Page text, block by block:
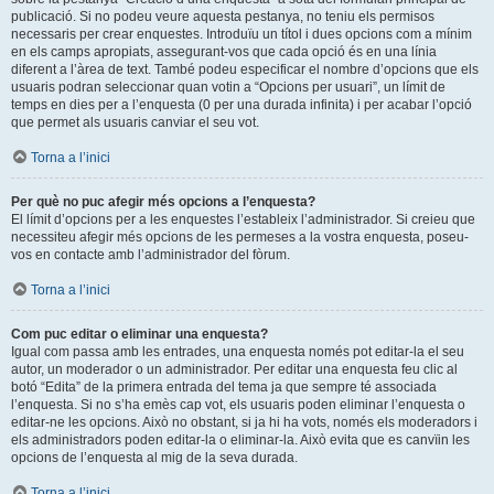
publicació. Si no podeu veure aquesta pestanya, no teniu els permisos
necessaris per crear enquestes. Introduïu un títol i dues opcions com a mínim
en els camps apropiats, assegurant-vos que cada opció és en una línia
diferent a l’àrea de text. També podeu especificar el nombre d’opcions que els
usuaris podran seleccionar quan votin a “Opcions per usuari”, un límit de
temps en dies per a l’enquesta (0 per una durada infinita) i per acabar l’opció
que permet als usuaris canviar el seu vot.
Torna a l’inici
Per què no puc afegir més opcions a l’enquesta?
El límit d’opcions per a les enquestes l’estableix l’administrador. Si creieu que
necessiteu afegir més opcions de les permeses a la vostra enquesta, poseu-
vos en contacte amb l’administrador del fòrum.
Torna a l’inici
Com puc editar o eliminar una enquesta?
Igual com passa amb les entrades, una enquesta només pot editar-la el seu
autor, un moderador o un administrador. Per editar una enquesta feu clic al
botó “Edita” de la primera entrada del tema ja que sempre té associada
l’enquesta. Si no s’ha emès cap vot, els usuaris poden eliminar l’enquesta o
editar-ne les opcions. Això no obstant, si ja hi ha vots, només els moderadors i
els administradors poden editar-la o eliminar-la. Això evita que es canvïin les
opcions de l’enquesta al mig de la seva durada.